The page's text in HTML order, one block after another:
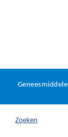
U
hier:
Zoeken